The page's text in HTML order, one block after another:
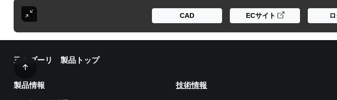
CAD ECサイト
三木プーリ 製品トップ
製品情報 技術情報